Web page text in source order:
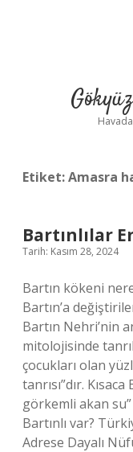
Etiket:Amasra
Bartınlılar
Tarih: Kasım 28, 2024
Bartın kökeni
Bartın’a
Bartın Nehri’nin
mitolojisinde
çocukları olan
tanrısı”dır.
görkemli akan
Bartınlı var?
Adrese Dayalı